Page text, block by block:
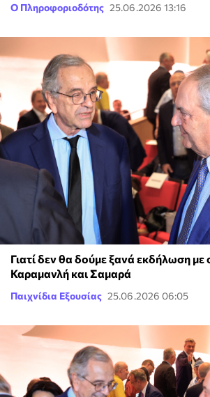
Ο Πληροφοριοδότης 25.06.2026 13:16
Γιατί δεν θα δούμε ξανά εκδήλωση με
Καραμανλή και Σαμαρά
Παιχνίδια Εξουσίας 25.06.2026 06:05